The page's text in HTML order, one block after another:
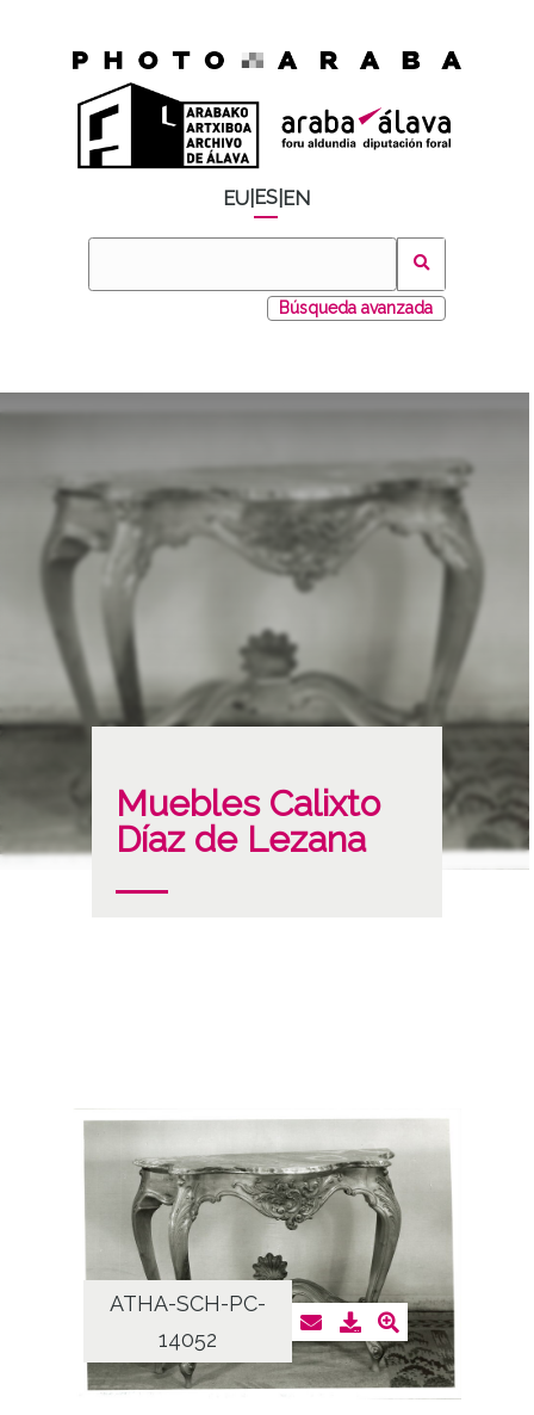
EU ES EN
Búsqueda avanzada
Muebles Calixto
Díaz de Lezana
ATHA-SCH-PC-
14052